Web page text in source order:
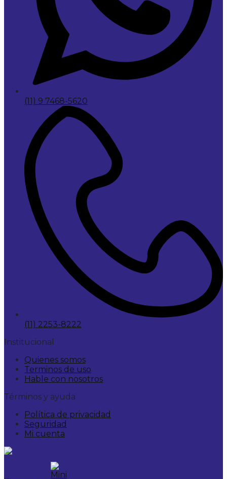
(11) 9 7468-5620
(11) 2253-8222
Institucional
Quienes somos
Terminos de uso
Hable con nosotros
Términos y ayuda
Política de privacidad
Seguridad
Mi cuenta